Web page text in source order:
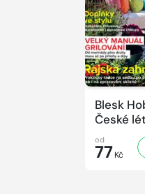
Blesk
České
od
77 Kč